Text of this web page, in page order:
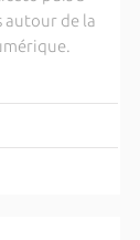
autour de la